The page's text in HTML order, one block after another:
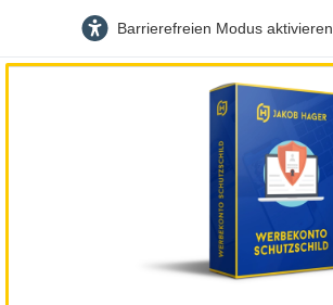
Barrierefreien Modus aktivieren